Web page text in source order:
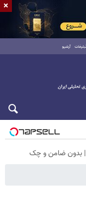
آرشیو
×